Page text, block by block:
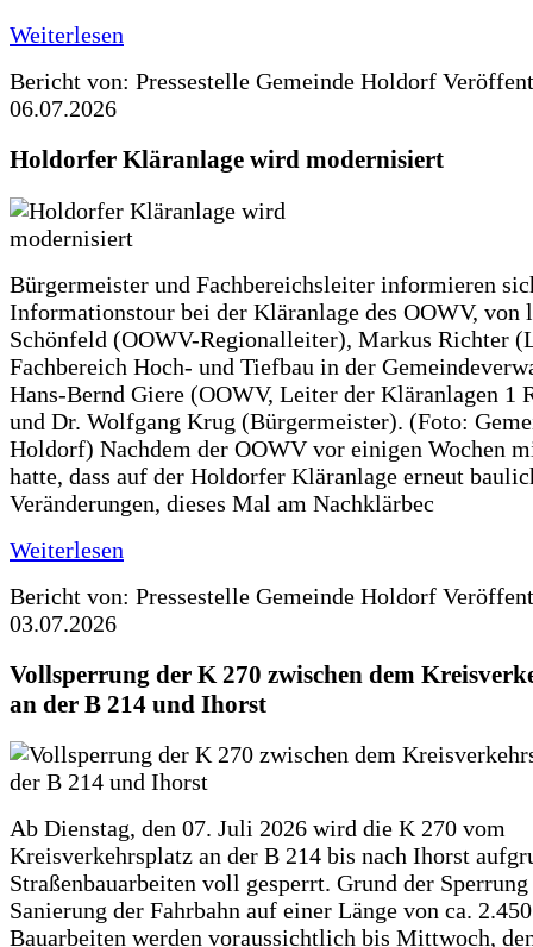
Weiterlesen
Bericht von: Pressestelle Gemeinde Holdorf
06.07.2026
Holdorfer Kläranlage wird modernisiert
Bürgermeister und Fachbereichsleiter informieren
Informationstour bei der Kläranlage des OOWV, von
Schönfeld (OOWV-Regionalleiter), Markus Richter
Fachbereich Hoch- und Tiefbau in der
Hans-Bernd Giere (OOWV, Leiter der Kläranlagen 1
und Dr. Wolfgang Krug (Bürgermeister). (Foto:
Holdorf) Nachdem der OOWV vor einigen Wochen
hatte, dass auf der Holdorfer Kläranlage erneut
Veränderungen, dieses Mal am Nachklärbec
Weiterlesen
Bericht von: Pressestelle Gemeinde Holdorf
03.07.2026
Vollsperrung der K 270 zwischen dem
an der B 214 und Ihorst
Ab Dienstag, den 07. Juli 2026 wird die K 270 vom
Kreisverkehrsplatz an der B 214 bis nach Ihorst
Straßenbauarbeiten voll gesperrt. Grund der
Sanierung der Fahrbahn auf einer Länge von ca.
Bauarbeiten werden voraussichtlich bis Mittwoch,